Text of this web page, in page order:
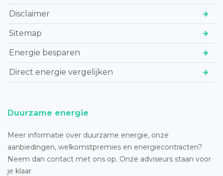
Disclaimer
Sitemap
Energie besparen
Direct energie vergelijken
Duurzame energie
Meer informatie over duurzame energie, onze
aanbiedingen, welkomstpremies en energiecontracten?
Neem dan contact met ons op. Onze adviseurs staan voor
je klaar.